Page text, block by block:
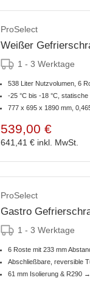
ProSelect
Weißer
1 - 3 Werktage
538 Liter Nutzvolumen, 6
-25 °C bis -18 °C,
777 x 695 x 1890 mm,
539,00 €
641,41 € inkl. MwSt.
ProSelect
Gastro
1 - 3 Werktage
6 Roste mit 233 mm
Abschließbare, reversible
61 mm Isolierung & R290